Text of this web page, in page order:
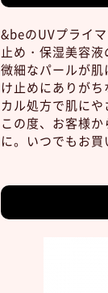
&beのUVプライ
止め・保湿美容液
微細なパールが
け止めにありが
カル処方で肌にや
この度、お客様
に。いつでもお買